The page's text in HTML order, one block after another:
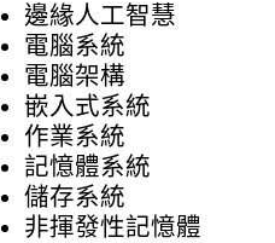
邊緣人工智慧
電腦系統
電腦架構
嵌入式系統
作業系統
記憶體系統
儲存系統
非揮發性記憶體